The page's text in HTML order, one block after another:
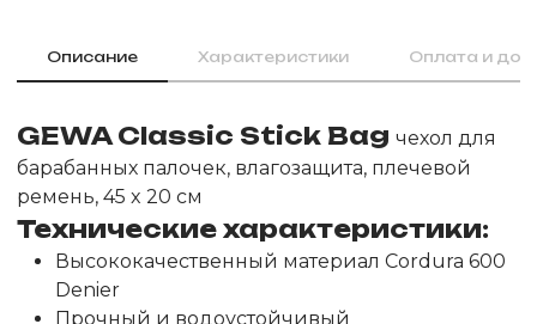
Описание Характеристики Оплата и
GEWA Classic Stick Bag чехол для
барабанных палочек, влагозащита, плечевой
ремень, 45 x 20 см
Технические характеристики:
Высококачественный материал Cordura 600
Denier
Прочный и водоустойчивый